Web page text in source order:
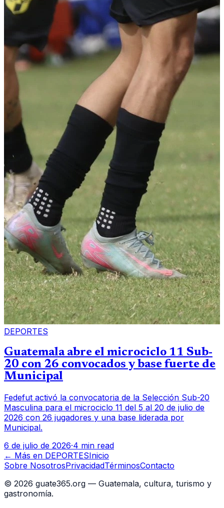
DEPORTES
Guatemala abre el microciclo 11 Sub-
20 con 26 convocados y base fuerte de
Municipal
Fedefut activó la convocatoria de la Selección Sub-20
Masculina para el microciclo 11 del 5 al 20 de julio de
2026 con 26 jugadores y una base liderada por
Municipal.
6 de julio de 2026·4 min read
← Más en DEPORTESInicio
Sobre NosotrosPrivacidadTérminosContacto
© 2026 guate365.org — Guatemala, cultura, turismo y
gastronomía.